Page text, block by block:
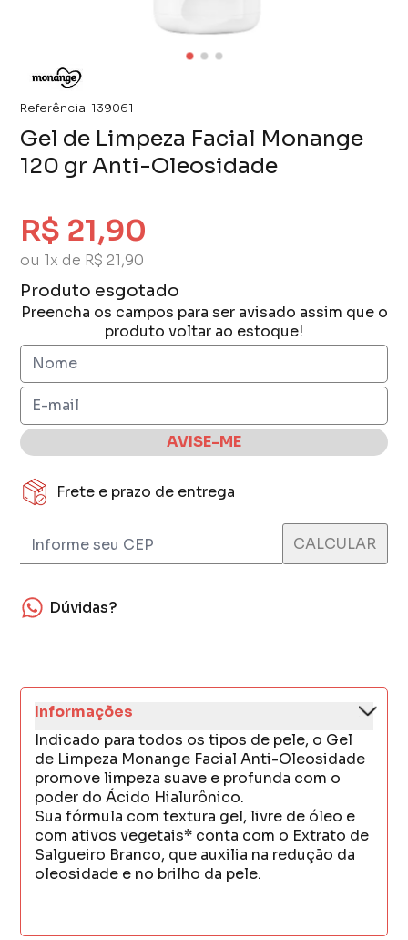
Referência: 139061
Gel de Limpeza Facial Monange
120 gr Anti-Oleosidade
R$ 21,90
ou 1x de R$ 21,90
Produto esgotado
Preencha os campos para ser avisado assim que o
produto voltar ao estoque!
AVISE-ME
Frete e prazo de entrega
Dúvidas?
Informações
Indicado para todos os tipos de pele, o Gel
de Limpeza Monange Facial Anti-Oleosidade
promove limpeza suave e profunda com o
poder do Ácido Hialurônico.
Sua fórmula com textura gel, livre de óleo e
com ativos vegetais* conta com o Extrato de
Salgueiro Branco, que auxilia na redução da
oleosidade e no brilho da pele.